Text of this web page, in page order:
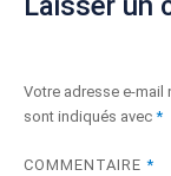
Votre adresse e-mail
sont indiqués avec *
COMMENTAIRE *